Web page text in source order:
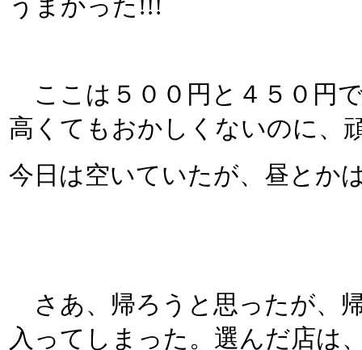
うまかった!!!
ここは５００円と４５０円
高くてもおかしくないのに
今日は空いていたが、昼とか
さあ、帰ろうと思ったが、
入ってしまった。選んだ店は